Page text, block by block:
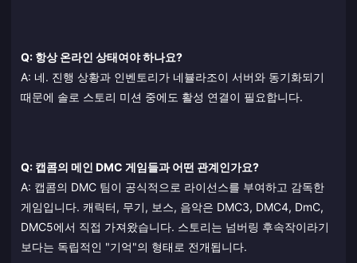
Q: 항상 온라인 상태여야 하나요?
A: 네. 진행 상황과 인벤토리가 네뷸라조이 서버와 동기화되기
때문에 솔로 스토리 미션 중에도 활성 연결이 필요합니다.
Q: 캡콤의 메인 DMC 게임들과 어떤 관계인가요?
A: 캡콤의 DMC 팀이 공식적으로 라이선스를 부여하고 감독한
게임입니다. 캐릭터, 무기, 보스, 음악은 DMC3, DMC4, DmC,
DMC5에서 직접 가져왔습니다. 스토리는 넘버링 후속작이라기
보다는 독립적인 "기억"의 형태로 전개됩니다.